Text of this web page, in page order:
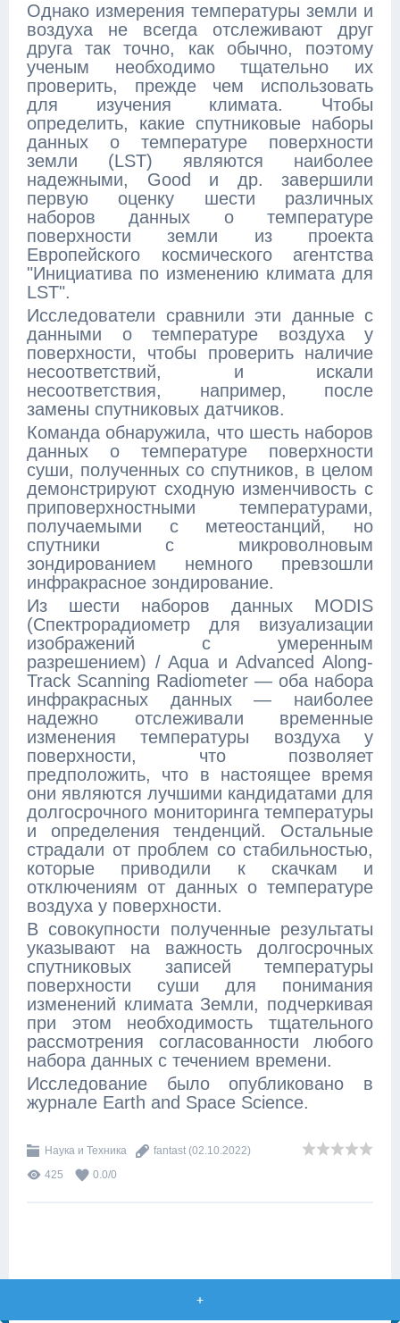
Однако измерения температуры земли и
воздуха не всегда отслеживают друг
друга так точно, как обычно, поэтому
ученым необходимо тщательно их
проверить, прежде чем использовать
для изучения климата. Чтобы
определить, какие спутниковые наборы
данных о температуре поверхности
земли (LST) являются наиболее
надежными, Good и др. завершили
первую оценку шести различных
наборов данных о температуре
поверхности земли из проекта
Европейского космического агентства
"Инициатива по изменению климата для
LST".
Исследователи сравнили эти данные с
данными о температуре воздуха у
поверхности, чтобы проверить наличие
несоответствий, и искали
несоответствия, например, после
замены спутниковых датчиков.
Команда обнаружила, что шесть наборов
данных о температуре поверхности
суши, полученных со спутников, в целом
демонстрируют сходную изменчивость с
приповерхностными температурами,
получаемыми с метеостанций, но
спутники с микроволновым
зондированием немного превзошли
инфракрасное зондирование.
Из шести наборов данных MODIS
(Спектрорадиометр для визуализации
изображений с умеренным
разрешением) / Aqua и Advanced Along-
Track Scanning Radiometer — оба набора
инфракрасных данных — наиболее
надежно отслеживали временные
изменения температуры воздуха у
поверхности, что позволяет
предположить, что в настоящее время
они являются лучшими кандидатами для
долгосрочного мониторинга температуры
и определения тенденций. Остальные
страдали от проблем со стабильностью,
которые приводили к скачкам и
отключениям от данных о температуре
воздуха у поверхности.
В совокупности полученные результаты
указывают на важность долгосрочных
спутниковых записей температуры
поверхности суши для понимания
изменений климата Земли, подчеркивая
при этом необходимость тщательного
рассмотрения согласованности любого
набора данных с течением времени.
Исследование было опубликовано в
журнале Earth and Space Science.
Наука и Техника fantast (02.10.2022)
425
0.0/0
+